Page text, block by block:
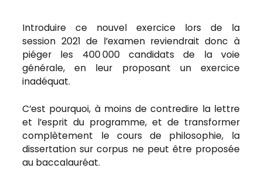
Introduire ce nouvel exercice lors de la
session 2021 de l’examen reviendrait donc à
piéger les 400 000 candidats de la voie
générale, en leur proposant un exercice
inadéquat.
C’est pourquoi, à moins de contredire la lettre
et l’esprit du programme, et de transformer
complètement le cours de philosophie, la
dissertation sur corpus ne peut être proposée
au baccalauréat.